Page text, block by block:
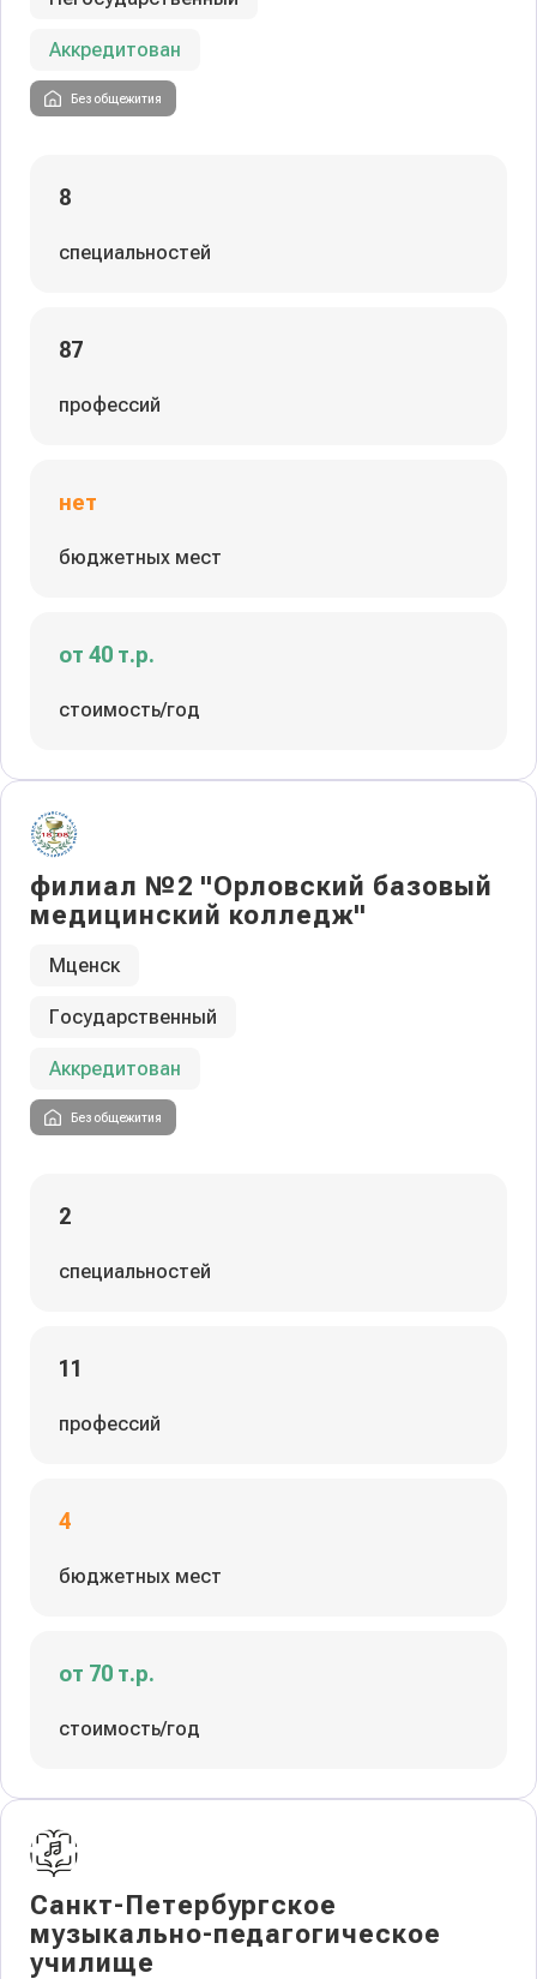
Аккредитован
Без общежития
8
специальностей
87
профессий
нет
бюджетных мест
от 40 т.р.
стоимость/год
филиал №2 "Орловский базовый
медицинский колледж"
Мценск
Государственный
Аккредитован
Без общежития
2
специальностей
11
профессий
4
бюджетных мест
от 70 т.р.
стоимость/год
Санкт-Петербургское
музыкально-педагогическое
училище